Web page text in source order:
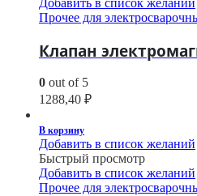
Добавить в список желаний
Прочее для
Клапан
0 out of 5
1288,40 ₽
В корзину
Добавить в список желаний
Быстрый просмотр
Добавить в список желаний
Прочее для